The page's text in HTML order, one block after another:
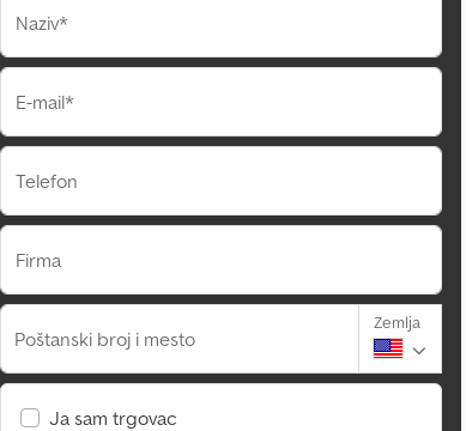
Naziv*
E-mail*
Telefon
Firma
Poštanski broj i mesto
Zemlja
Ja sam trgovac